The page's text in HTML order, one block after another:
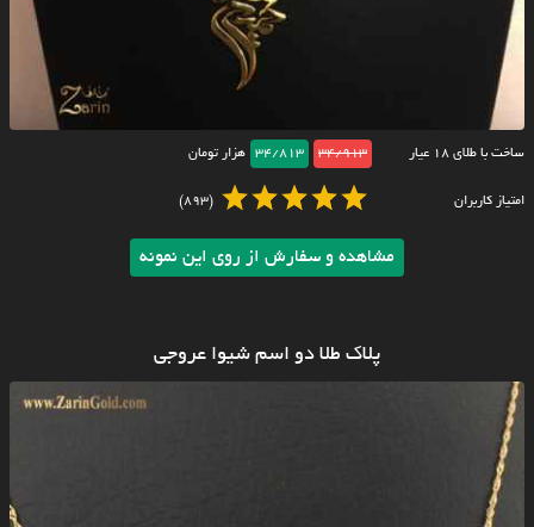
ساخت با طلای ۱۸ عیار 34/913
34/813 هزار تومان
امتیاز کاربران (893)
مشاهده و سفارش از روی این نمونه
پلاک طلا دو اسم شیوا عروجی